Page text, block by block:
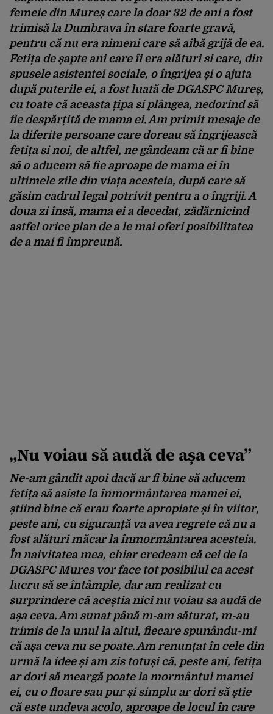
femeie din Mureș care la doar 32 de ani a fost
trimisă la Dumbrava în stare foarte gravă,
pentru că nu era nimeni care să aibă grijă de ea.
Fetița de șapte ani care îi era alături si care, din
spusele asistentei sociale, o îngrijea și o ajuta
după puterile ei, a fost luată de DGASPC Mureș,
cu toate că aceasta țipa si plângea, nedorind să
fie despărțită de mama ei. Am primit mesaje de
la diferite persoane care doreau să îngrijească
fetița si noi, de altfel, ne gândeam că ar fi bine
să o aducem să fie aproape de mama ei în
ultimele zile din viața acesteia, după care să
găsim cadrul legal potrivit pentru a o îngriji. A
doua zi însă, mama ei a decedat, zădărnicind
astfel orice plan de a le mai oferi posibilitatea
de a mai fi împreună.
„Nu voiau să audă de așa ceva”
Ne-am gândit apoi dacă ar fi bine să aducem
fetița să asiste la înmormântarea mamei ei,
știind bine că erau foarte apropiate și în viitor,
peste ani, cu siguranță va avea regrete că nu a
fost alături măcar la înmormântarea acesteia.
În naivitatea mea, chiar credeam că cei de la
DGASPC Mures vor face tot posibilul ca acest
lucru să se întâmple, dar am realizat cu
surprindere că aceștia nici nu voiau sa audă de
așa ceva. Am sunat până m-am săturat, m-au
trimis de la unul la altul, fiecare spunându-mi
că așa ceva nu se poate. Am renunțat în cele din
urmă la idee și am zis totuși că, peste ani, fetița
ar dori să meargă poate la mormântul mamei
ei, cu o floare sau pur și simplu ar dori să știe
că este undeva acolo, aproape de locul în care